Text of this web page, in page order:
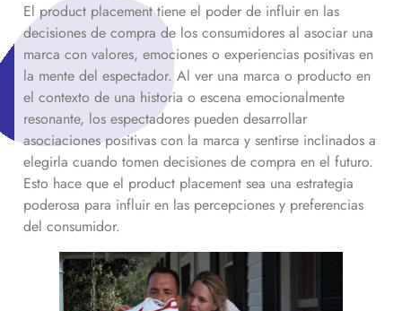
El product placement tiene el poder de influir en las
decisiones de compra de los consumidores al asociar una
marca con valores, emociones o experiencias positivas en
la mente del espectador. Al ver una marca o producto en
el contexto de una historia o escena emocionalmente
resonante, los espectadores pueden desarrollar
asociaciones positivas con la marca y sentirse inclinados a
elegirla cuando tomen decisiones de compra en el futuro.
Esto hace que el product placement sea una estrategia
poderosa para influir en las percepciones y preferencias
del consumidor.